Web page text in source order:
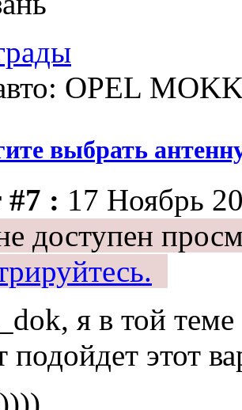
OPEL
выбрать
#7 : 17 Ноябрь
доступен
я в той
подойдет этот